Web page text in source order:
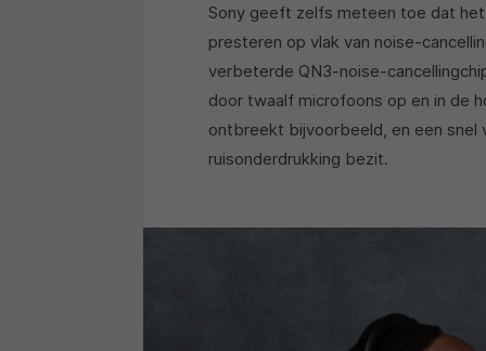
Sony geeft zelfs meteen toe dat
presteren op vlak van noise-
verbeterde QN3-noise-
door twaalf microfoons op en in de
ontbreekt bijvoorbeeld, en een snel
ruisonderdrukking bezit.